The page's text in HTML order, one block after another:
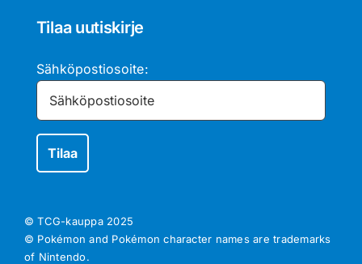
Tilaa uutiskirje
Sähköpostiosoite:
© TCG-kauppa 2025
© Pokémon and Pokémon character names are trademarks
of Nintendo.